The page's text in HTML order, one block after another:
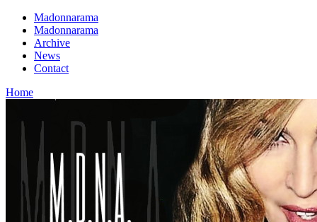
Madonnarama
Madonnarama
Archive
News
Contact
Home